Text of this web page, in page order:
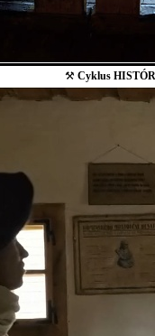
⚒ Cyklus